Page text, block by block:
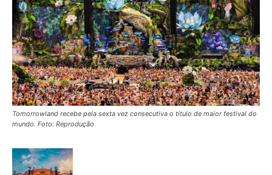
Tomorrowland recebe pela sexta vez consecutiva o título de maior festival do
mundo. Foto: Reprodução